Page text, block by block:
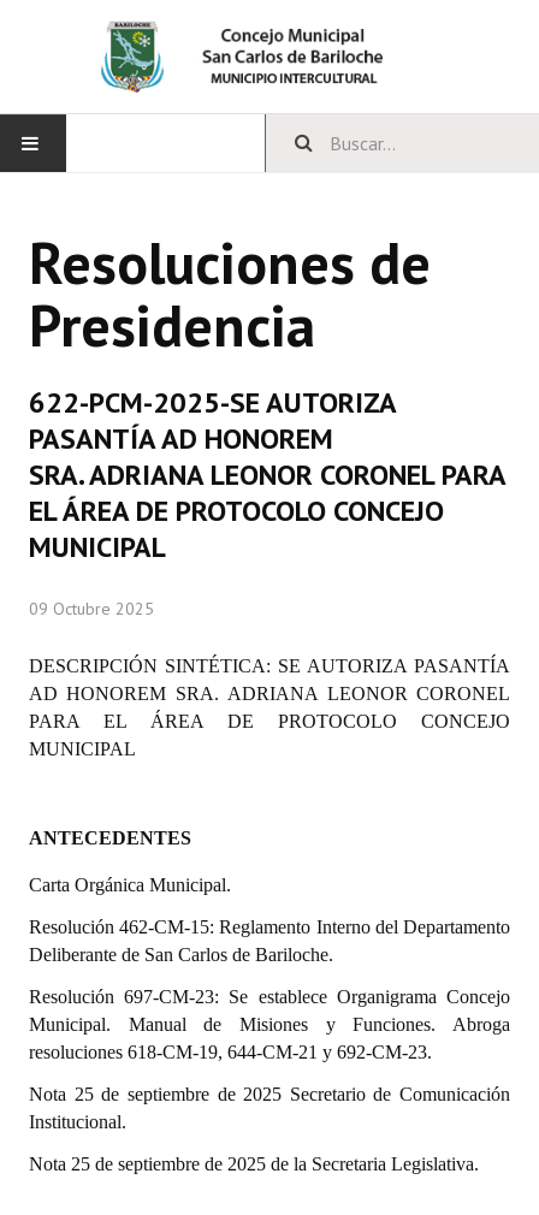
CONCEJO
Bloques Políticos
Comisiones Permanentes
Comisiones Especiales
Concejales Mandato Cumplido
Programas
LEGISLACIÓN
Constitución Nacional
Constitución Provincial
Organigrama
Informes de Gestión
Dictámenes Asesoría Letrada
Actas de Sesión
Resoluciones de
Presidencia
622-PCM-2025-SE AUTORIZA
PASANTÍA AD HONOREM
SRA. ADRIANA LEONOR CORONEL PARA
EL ÁREA DE PROTOCOLO CONCEJO
MUNICIPAL
09 Octubre 2025
DESCRIPCIÓN SINTÉTICA: SE AUTORIZA PASANTÍA
AD HONOREM SRA. ADRIANA LEONOR CORONEL
PARA EL ÁREADE PROTOCOLO CONCEJO
MUNICIPAL
ANTECEDENTES
Carta Orgánica Municipal.
Resolución 462-CM-15: Reglamento Interno del Departamento
Deliberante de San Carlos de Bariloche.
Resolución 697-CM-23: Se establece Organigrama Concejo
Municipal. Manual de Misiones y Funciones. Abroga
resoluciones 618-CM-19, 644-CM-21 y 692-CM-23.
Nota 25 de septiembre de 2025 Secretario de Comunicación
Institucional.
Nota 25 de septiembre de 2025 de la Secretaria Legislativa.